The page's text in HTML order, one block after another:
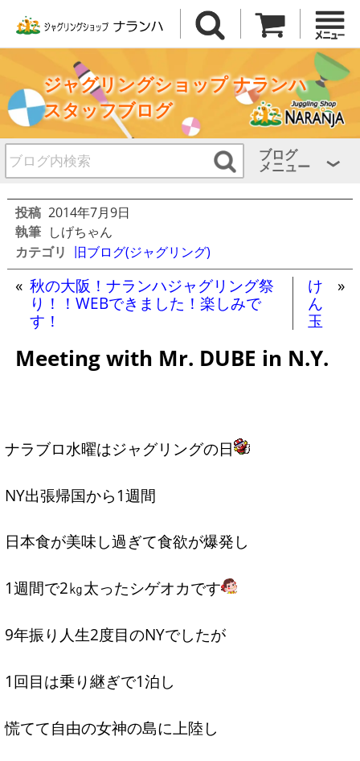
ジャグリングショップ ナランハ
スタッフブログ
ブログ
メニュー
投稿 2014年7月9日
執筆 しげちゃん
カテゴリ 旧ブログ(ジャグリング)
« 秋の大阪！ナランハジャグリング祭
り！！WEBできました！楽しみで
す！
け
ん
玉
»
Meeting with Mr. DUBE in N.Y.
ナラブロ水曜はジャグリングの日
NY出張帰国から1週間
日本食が美味し過ぎて食欲が爆発し
1週間で2㎏太ったシゲオカです
9年振り人生2度目のNYでしたが
1回目は乗り継ぎで1泊し
慌てて自由の女神の島に上陸し